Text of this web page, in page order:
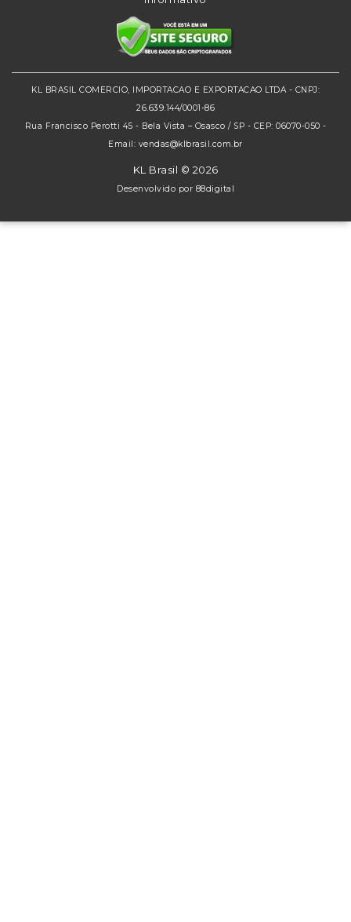
KL BRASIL COMERCIO, IMPORTACAO E EXPORTACAO LTDA - CNPJ:
26.639.144/0001-86
Rua Francisco Perotti 45 - Bela Vista – Osasco / SP - CEP: 06070-050 -
Email: vendas@klbrasil.com.br
KL Brasil © 2026
Desenvolvido por 88digital